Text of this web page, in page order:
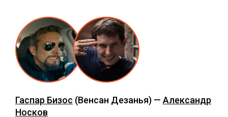
Гаспар Бизос (Венсан Дезанья) — Александр
Носков